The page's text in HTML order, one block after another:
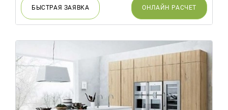
БЫСТРАЯ ЗАЯВКА ОНЛАЙН РАСЧЕТ